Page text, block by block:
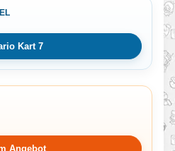
Kart 7
Angebot